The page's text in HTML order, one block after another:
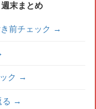
末まとめ
前チェック →
ク →
→